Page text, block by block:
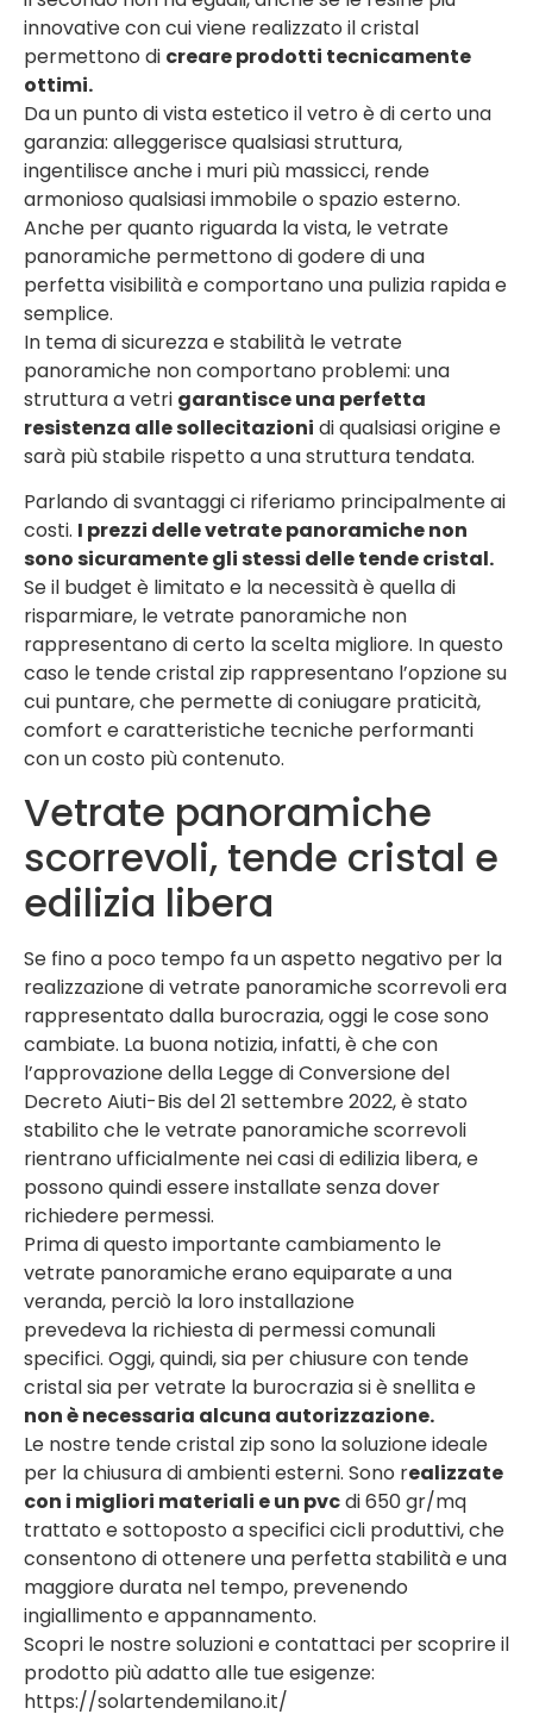
innovative con cui viene realizzato il cristal
permettono di creare prodotti tecnicamente
ottimi.
Da un punto di vista estetico il vetro è di certo una
garanzia: alleggerisce qualsiasi struttura,
ingentilisce anche i muri più massicci, rende
armonioso qualsiasi immobile o spazio esterno.
Anche per quanto riguarda la vista, le vetrate
panoramiche permettono di godere di una
perfetta visibilità e comportano una pulizia rapida e
semplice.
In tema di sicurezza e stabilità le vetrate
panoramiche non comportano problemi: una
struttura a vetri garantisce una perfetta
resistenza alle sollecitazioni di qualsiasi origine e
sarà più stabile rispetto a una struttura tendata.
Parlando di svantaggi ci riferiamo principalmente ai
costi. I prezzi delle vetrate panoramiche non
sono sicuramente gli stessi delle tende cristal.
Se il budget è limitato e la necessità è quella di
risparmiare, le vetrate panoramiche non
rappresentano di certo la scelta migliore. In questo
caso le tende cristal zip rappresentano l’opzione su
cui puntare, che permette di coniugare praticità,
comfort e caratteristiche tecniche performanti
con un costo più contenuto.
Vetrate panoramiche
scorrevoli, tende cristal e
edilizia libera
Se fino a poco tempo fa un aspetto negativo per la
realizzazione di vetrate panoramiche scorrevoli era
rappresentato dalla burocrazia, oggi le cose sono
cambiate. La buona notizia, infatti, è che con
l’approvazione della Legge di Conversione del
Decreto Aiuti-Bis del 21 settembre 2022, è stato
stabilito che le vetrate panoramiche scorrevoli
rientrano ufficialmente nei casi di edilizia libera, e
possono quindi essere installate senza dover
richiedere permessi.
Prima di questo importante cambiamento le
vetrate panoramiche erano equiparate a una
veranda, perciò la loro installazione
prevedeva la richiesta di permessi comunali
specifici. Oggi, quindi, sia per chiusure con tende
cristal sia per vetrate la burocrazia si è snellita e
non è necessaria alcuna autorizzazione.
Le nostre tende cristal zip sono la soluzione ideale
per la chiusura di ambienti esterni. Sono realizzate
con i migliori materiali e un pvcdi 650 gr/mq
trattato e sottoposto a specifici cicli produttivi, che
consentono di ottenere una perfetta stabilità e una
maggiore durata nel tempo, prevenendo
ingiallimento e appannamento.
Scopri le nostre soluzioni e contattaci per scoprire il
prodotto più adatto alle tue esigenze:
https://solartendemilano.it/